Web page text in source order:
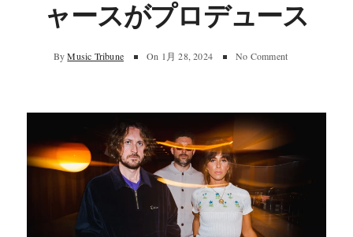
ャースがプロデュース
By Music Tribune On 1月 28, 2024 No Comment